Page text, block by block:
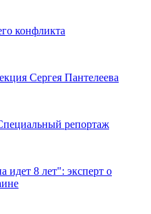
конфликта
Сергея Пантелеева
репортаж
идет 8 лет": эксперт о